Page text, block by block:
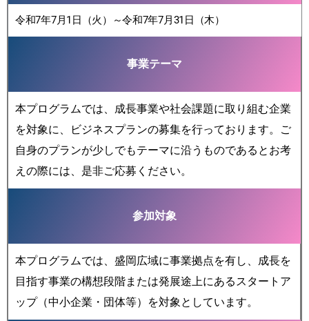
令和7年7月1日（火）～令和7年7月31日（木）
事業テーマ
本プログラムでは、成長事業や社会課題に取り組む企業
を対象に、ビジネスプランの募集を行っております。ご
自身のプランが少しでもテーマに沿うものであるとお考
えの際には、是非ご応募ください。
参加対象
本プログラムでは、盛岡広域に事業拠点を有し、成長を
目指す事業の構想段階または発展途上にあるスタートア
ップ（中小企業・団体等）を対象としています。